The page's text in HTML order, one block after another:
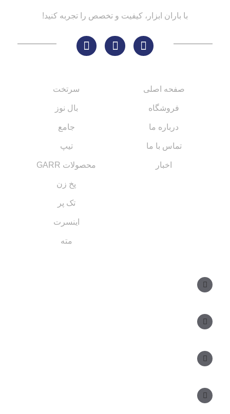
با باران ابزار، کیفیت و تخصص را تجربه کنید!
صفحه اصلی
فروشگاه
درباره ما
تماس با ما
اخبار
سرتخت
بال نوز
جامع
تیپ
محصولات GARR
پخ زن
تک پر
اینسرت
مته